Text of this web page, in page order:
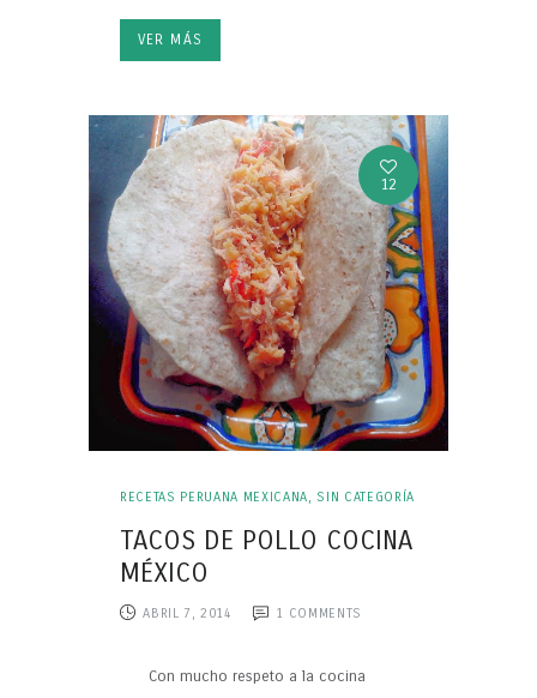
VER MÁS
12
RECETAS PERUANA MEXICANA, SIN CATEGORÍA
TACOS DE POLLO COCINA
MÉXICO
ABRIL 7, 2014 1 COMMENTS
Con mucho respeto a la cocina